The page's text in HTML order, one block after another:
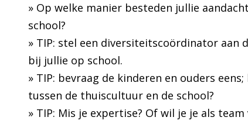
» Op welke manier besteden jullie
school?
» TIP: stel een diversiteitscoördinator
bij jullie op school.
» TIP: bevraag de kinderen en ouders
tussen de thuiscultuur en de school?
» TIP: Mis je expertise? Of wil je je als